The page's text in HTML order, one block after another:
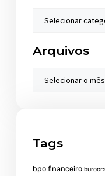
Arquivos
Tags
bpo financeiro